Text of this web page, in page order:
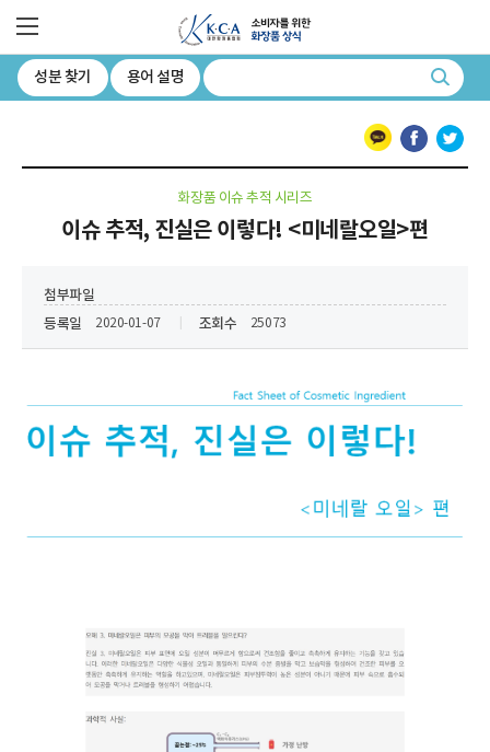
전체메뉴
성분 찾기 용어 설명 검색
페이스북트위터
화장품 이슈 추적 시리즈
이슈 추적, 진실은 이렇다! <미네랄오일>편
첨부파일
등록일
2020-01-07 조회수 25073